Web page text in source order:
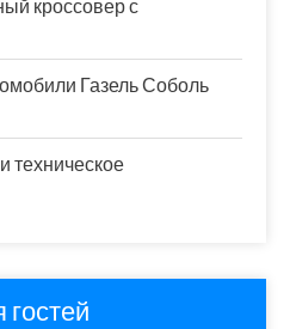
кроссовер с
Газель Соболь
техническое